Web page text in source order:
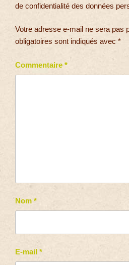
de confidentialité des données
Votre adresse e-mail ne sera pas
obligatoires sont indiqués avec *
Commentaire *
Nom *
E-mail *